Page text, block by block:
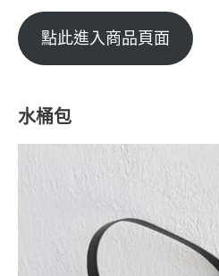
點此進入商品頁面
水桶包